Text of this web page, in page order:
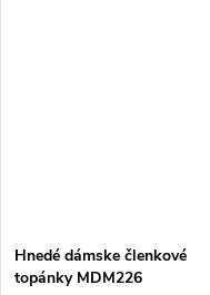
Hnedé dámske členkové
topánky MDM226